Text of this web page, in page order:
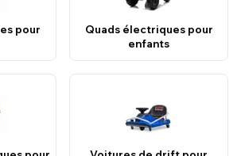
pour
Quads électriques pour
enfants